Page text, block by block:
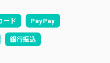
ード PayPay
銀行振込